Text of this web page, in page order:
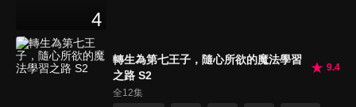
4
轉生為第七王子，隨心所欲的魔法學習
之路 S2
9.4
全12集